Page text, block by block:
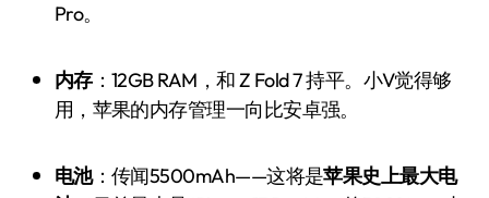
Pro。
内存：12GB RAM，和 Z Fold 7 持平。小V觉得够
用，苹果的内存管理一向比安卓强。
电池：传闻5500mAh——这将是苹果史上最大电